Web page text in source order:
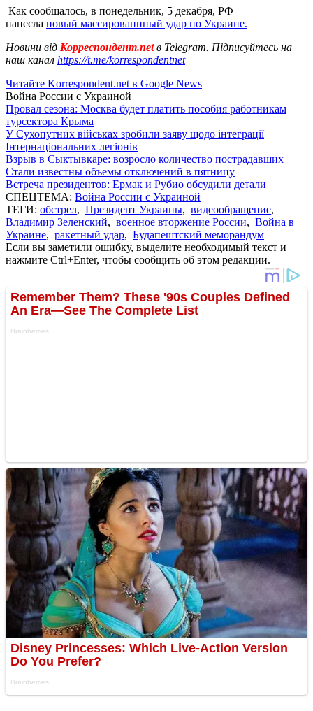
Как сообщалось, в понедельник, 5 декабря, РФ
нанесла новый массированнный удар по Украине.
Новини від Корреспондент.netв Telegram. Підписуйтесь на
наш канал https://t.me/korrespondentnet
Читайте Korrespondent.net в Google News
Война России с Украиной
Провал сезона: Москва будет платить пособия работникам
турсектора Крыма
У Сухопутних військах зробили заяву щодо інтеграції
Інтернаціональних легіонів
Взрыв в Сыктывкаре: возросло количество пострадавших
Стали известны объемы отключений в пятницу
Встреча президентов: Ермак и Рубио обсудили детали
СПЕЦТЕМА: Война России с Украиной
ТЕГИ: обстрел, Президент Украины, видеообращение,
Владимир Зеленский, военное вторжение России, Война в
Украине, ракетный удар, Будапештский меморандум
Если вы заметили ошибку, выделите необходимый текст и
нажмите Ctrl+Enter, чтобы сообщить об этом редакции.